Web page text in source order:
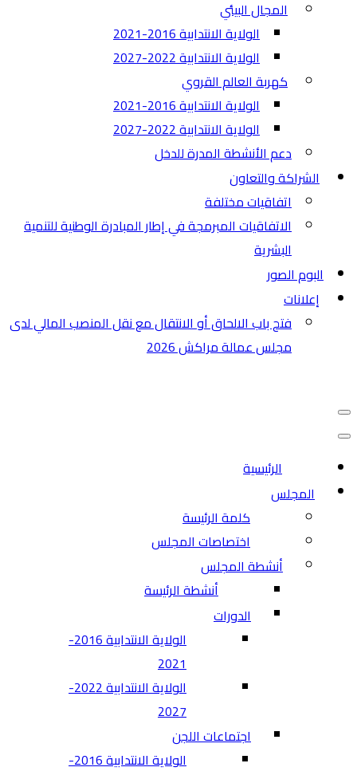
المجال البيئي
الولاية الانتدابية 2016-2021
الولاية الانتدابية 2022-2027
كهربة العالم القروي
الولاية الانتدابية 2016-2021
الولاية الانتدابية 2022-2027
دعم الأنشطة المدرة للدخل
الشراكة والتعاون
اتفاقيات مختلفة​
الاتفاقيات المبرمجة في إطار المبادرة الوطنية للتنمية
البشرية
البوم الصور
إعلانات
فتح باب الالحاق أو الانتقال مع نقل المنصب المالي لدى
مجلس عمالة مراكش 2026
قائمة
قائمة
الرئيسية
المجلس
كلمة الرئيسة
اختصاصات المجلس
أنشطة المجلس
أنشطة الرئيسة
الدورات
الولاية الانتدابية 2016-
2021
الولاية الانتدابية 2022-
2027
اجتماعات اللجن
الولاية الانتدابية 2016-